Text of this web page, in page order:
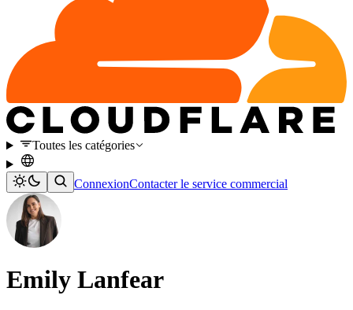
Toutes les catégories
ConnexionContacter le service commercial
Emily Lanfear